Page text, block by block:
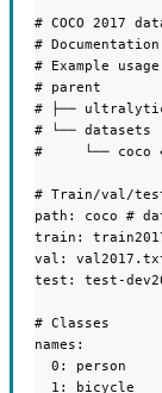
# COCO 2017
#
# Example
# parent
# ├──
# └── datasets
#     └── coco
# Train/val/
path: coco #
train:
val:
test: test-
# Classes
names:
  0: person
  1: bicycle